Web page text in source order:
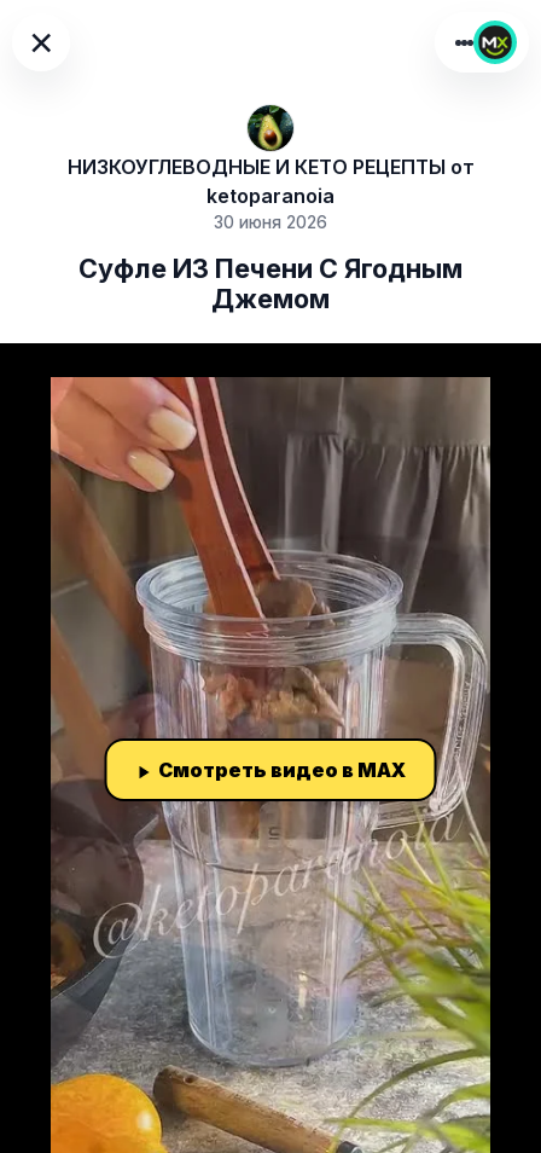
×
НИЗКОУГЛЕВОДНЫЕ И КЕТО РЕЦЕПТЫ от
ketoparanoia
30 июня 2026
Суфле ИЗ Печени С Ягодным
Джемом
Смотреть видео в MAX